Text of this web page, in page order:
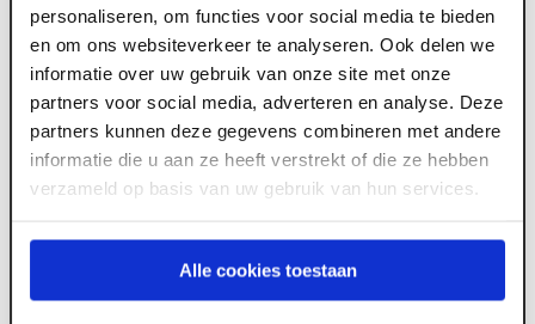
personaliseren, om functies voor social media te bieden
en om ons websiteverkeer te analyseren. Ook delen we
informatie over uw gebruik van onze site met onze
partners voor social media, adverteren en analyse. Deze
partners kunnen deze gegevens combineren met andere
informatie die u aan ze heeft verstrekt of die ze hebben
verzameld op basis van uw gebruik van hun services.
Alle cookies toestaan
ART005732
Floorfixx Regular 9mm
Meld je aan of maak een account aan om toegang